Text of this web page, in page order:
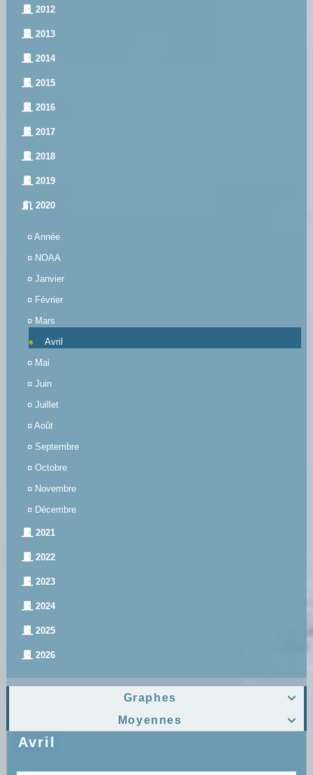
2012
2013
2014
2015
2016
2017
2018
2019
2020
¤ Année
¤ NOAA
¤ Janvier
¤ Février
¤ Mars
Avril
¤ Mai
¤ Juin
¤ Juillet
¤ Août
¤ Septembre
¤ Octobre
¤ Novembre
¤ Décembre
2021
2022
2023
2024
2025
2026

Graphes

Moyennes
Avril